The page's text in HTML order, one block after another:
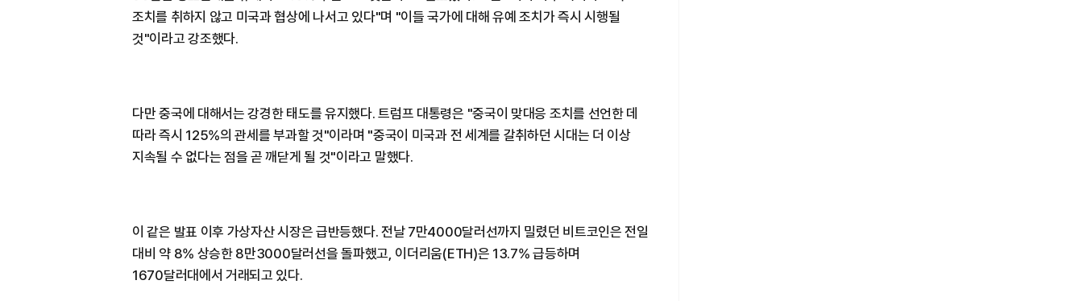
조치를 취하지 않고 미국과 협상에 나서고 있다"며 "이들 국가에 대해 유예 조치가 즉시 시행될
것"이라고 강조했다.
다만 중국에 대해서는 강경한 태도를 유지했다. 트럼프 대통령은 "중국이 맞대응 조치를 선언한 데
따라 즉시 125%의 관세를 부과할 것"이라며 "중국이 미국과 전 세계를 갈취하던 시대는 더 이상
지속될 수 없다는 점을 곧 깨닫게 될 것"이라고 말했다.
이 같은 발표 이후 가상자산 시장은 급반등했다. 전날 7만4000달러선까지 밀렸던 비트코인은 전일
대비 약 8% 상승한 8만3000달러선을 돌파했고, 이더리움(ETH)은 13.7% 급등하며
1670달러대에서 거래되고 있다.